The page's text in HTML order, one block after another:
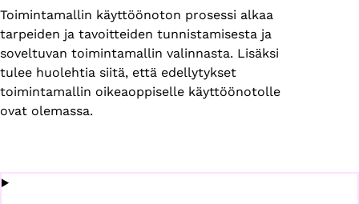
Toimintamallin käyttöönoton prosessi alkaa
tarpeiden ja tavoitteiden tunnistamisesta ja
soveltuvan toimintamallin valinnasta. Lisäksi
tulee huolehtia siitä, että edellytykset
toimintamallin oikeaoppiselle käyttöönotolle
ovat olemassa.